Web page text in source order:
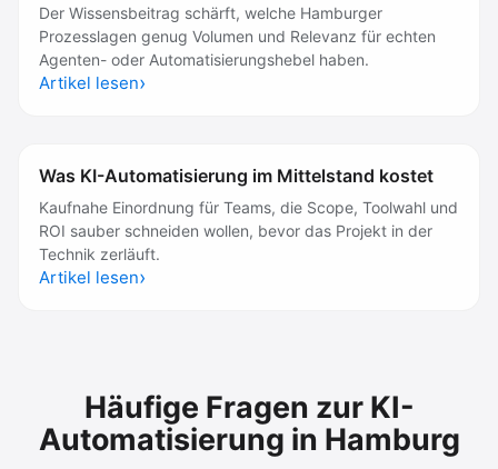
Der Wissensbeitrag schärft, welche Hamburger
Prozesslagen genug Volumen und Relevanz für echten
Agenten- oder Automatisierungshebel haben.
Artikel lesen
Was KI-Automatisierung im Mittelstand kostet
Kaufnahe Einordnung für Teams, die Scope, Toolwahl und
ROI sauber schneiden wollen, bevor das Projekt in der
Technik zerläuft.
Artikel lesen
Häufige Fragen zur KI-
Automatisierung in Hamburg